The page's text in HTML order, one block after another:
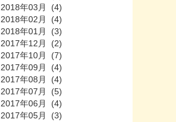
2018年03月 (4)
2018年02月 (4)
2018年01月 (3)
2017年12月 (2)
2017年10月 (7)
2017年09月 (4)
2017年08月 (4)
2017年07月 (5)
2017年06月 (4)
2017年05月 (3)